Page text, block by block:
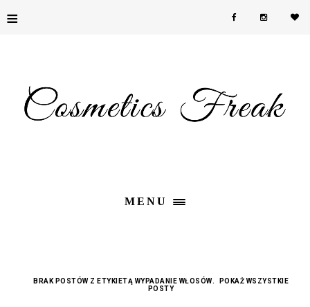
≡
MENU
BRAK POSTÓW Z ETYKIETĄ WYPADANIE WŁOSÓW.
POKAŻ WSZYSTKIE
POSTY